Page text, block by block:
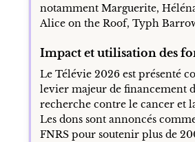
notamment Marguerite,
Alice on the Roof, Typh
Impact et utilisation des
Le Télévie 2026 est présenté
levier majeur de financement
recherche contre le cancer et
Les dons sont annoncés
FNRS pour soutenir plus de